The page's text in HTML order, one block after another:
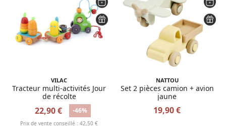
VILAC
Tracteur multi-activités Jour
de récolte
22,90 € -46%
Prix de vente conseillé : 42,50 €
NATTOU
Set 2 pièces camion + avion
jaune
19,90 €